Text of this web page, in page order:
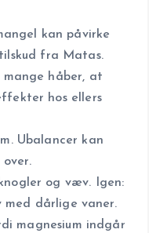
kan påvirke
fra Matas.
håber, at
hos ellers
Ubalancer kan
og væv. Igen:
dårlige vaner.
magnesium indgår